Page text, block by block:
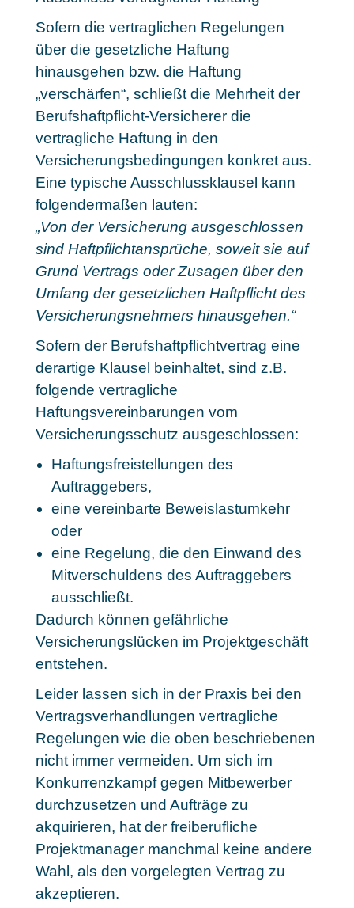
Sofern die vertraglichen Regelungen
über die gesetzliche Haftung
hinausgehen bzw. die Haftung
„verschärfen“, schließt die Mehrheit der
Berufshaftpflicht-Versicherer die
vertragliche Haftung in den
Versicherungsbedingungen konkret aus.
Eine typische Ausschlussklausel kann
folgendermaßen lauten:
„Von der Versicherung ausgeschlossen
sind Haftpflichtansprüche, soweit sie auf
Grund Vertrags oder Zusagen über den
Umfang der gesetzlichen Haftpflicht des
Versicherungsnehmers hinausgehen.“
Sofern der Berufshaftpflichtvertrag eine
derartige Klausel beinhaltet, sind z.B.
folgende vertragliche
Haftungsvereinbarungen vom
Versicherungsschutz ausgeschlossen:
Haftungsfreistellungen des
Auftraggebers,
eine vereinbarte Beweislastumkehr
oder
eine Regelung, die den Einwand des
Mitverschuldens des Auftraggebers
ausschließt.
Dadurch können gefährliche
Versicherungslücken im Projektgeschäft
entstehen.
Leider lassen sich in der Praxis bei den
Vertragsverhandlungen vertragliche
Regelungen wie die oben beschriebenen
nicht immer vermeiden. Um sich im
Konkurrenzkampf gegen Mitbewerber
durchzusetzen und Aufträge zu
akquirieren, hat der freiberufliche
Projektmanager manchmal keine andere
Wahl, als den vorgelegten Vertrag zu
akzeptieren.